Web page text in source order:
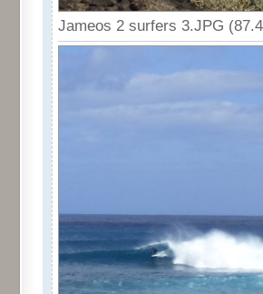
Jameos 2 surfers 3.JPG